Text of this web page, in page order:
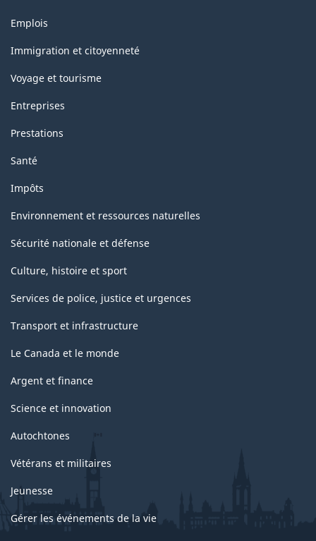
Thèmes
sujets
Emplois
Immigration et citoyenneté
Voyage et tourisme
Entreprises
Prestations
Santé
Impôts
Environnement et ressources naturelles
Sécurité nationale et défense
Culture, histoire et sport
Services de police, justice et urgences
Transport et infrastructure
Le Canada et le monde
Argent et finance
Science et innovation
Autochtones
Vétérans et militaires
Jeunesse
Gérer les événements de la vie